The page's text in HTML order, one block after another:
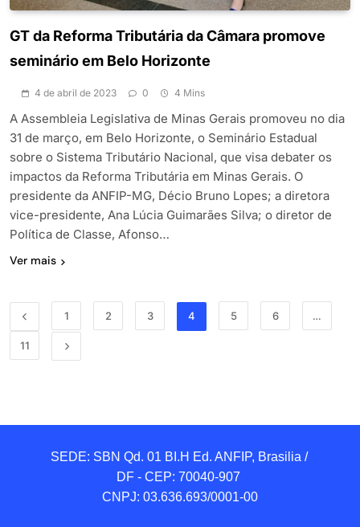
GT da Reforma Tributária da Câmara promove
seminário em Belo Horizonte
4 de abril de 2023 0 4 Mins
A Assembleia Legislativa de Minas Gerais promoveu no dia
31 de março, em Belo Horizonte, o Seminário Estadual
sobre o Sistema Tributário Nacional, que visa debater os
impactos da Reforma Tributária em Minas Gerais. O
presidente da ANFIP-MG, Décio Bruno Lopes; a diretora
vice-presidente, Ana Lúcia Guimarães Silva; o diretor de
Política de Classe, Afonso…
Ver mais
1 2 3 4 5 6 …
11
SEDE: SBN Qd. 01 BI.H Ed. ANFIP, Brasilia /
DF - CEP: 70040-907
CNPJ: 03.636.693/0001-00